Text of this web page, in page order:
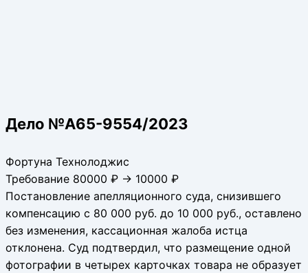
Дело №А65-9554/2023
Фортуна Технолоджис
Требование 80000 ₽ → 10000 ₽
Постановление апелляционного суда, снизившего
компенсацию с 80 000 руб. до 10 000 руб., оставлено
без изменения, кассационная жалоба истца
отклонена. Суд подтвердил, что размещение одной
фотографии в четырех карточках товара не образует